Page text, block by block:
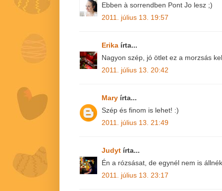
Ebben à sorrendben Pont Jo lesz ;)
2011. július 13. 19:57
Erika írta...
Nagyon szép, jó ötlet ez a morzsás
2011. július 13. 20:42
Mary írta...
Szép és finom is lehet! :)
2011. július 13. 21:49
Judyt írta...
Én a rózsásat, de egynél nem is
2011. július 13. 23:17